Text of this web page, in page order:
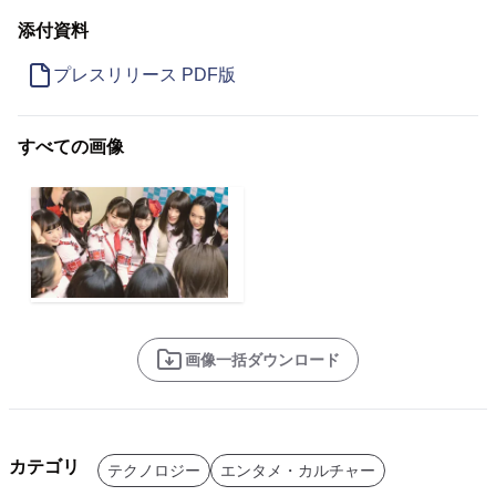
添付資料
プレスリリース PDF版
すべての画像
画像一括ダウンロード
カテゴリ テクノロジー エンタメ・カルチャー